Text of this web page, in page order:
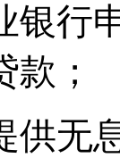
银行
；
供无